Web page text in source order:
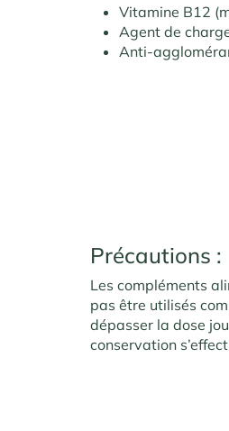
Vitamine B12
Agent de
Anti-
Précautions :
Les compléments
pas être utilisés
dépasser la dose
conservation